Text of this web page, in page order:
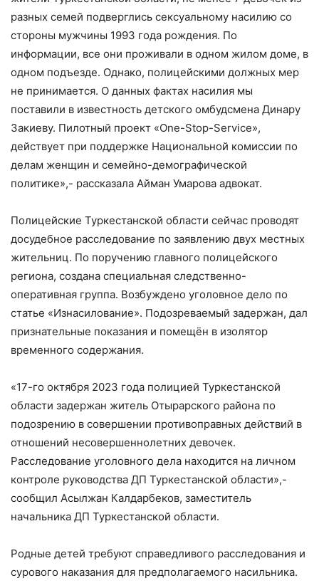
разных семей подверглись сексуальному насилию со
стороны мужчины 1993 года рождения. По
информации, все они проживали в одном жилом доме, в
одном подъезде. Однако, полицейскими должных мер
не принимается. О данных фактах насилия мы
поставили в известность детского омбудсмена Динару
Закиеву. Пилотный проект «One-Stop-Service»,
действует при поддержке Национальной комиссии по
делам женщин и семейно-демографической
политике»,- рассказала Айман Умарова адвокат.
Полицейские Туркестанской области сейчас проводят
досудебное расследование по заявлению двух местных
жительниц. По поручению главного полицейского
региона, создана специальная следственно-
оперативная группа. Возбуждено уголовное дело по
статье «Изнасилование». Подозреваемый задержан, дал
признательные показания и помещён в изолятор
временного содержания.
«17-го октября 2023 года полицией Туркестанской
области задержан житель Отырарского района по
подозрению в совершении противоправных действий в
отношений несовершеннолетних девочек.
Расследование уголовного дела находится на личном
контроле руководства ДП Туркестанской области»,-
сообщил Асылжан Калдарбеков, заместитель
начальника ДП Туркестанской области.
Родные детей требуют справедливого расследования и
сурового наказания для предполагаемого насильника.